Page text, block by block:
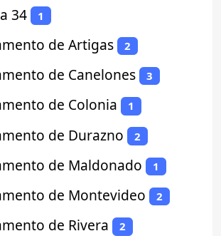
34 1
de Artigas 2
de Canelones 3
de Colonia 1
de Durazno 2
de Maldonado 1
de Montevideo 2
de Rivera 2